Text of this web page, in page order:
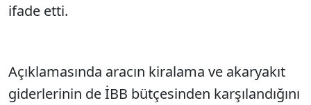
ifade etti.
Açıklamasında aracın kiralama ve akaryakıt
giderlerinin de İBB bütçesinden karşılandığını